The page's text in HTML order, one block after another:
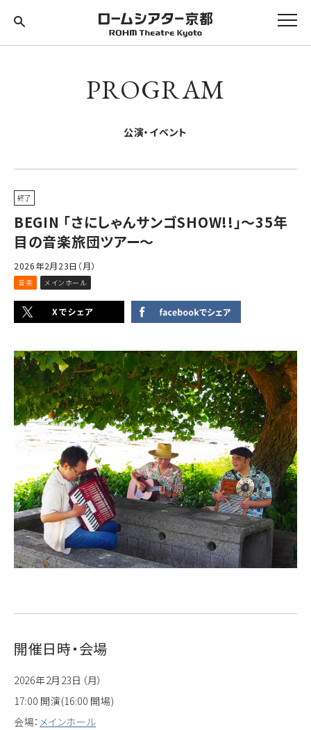
PROGRAM
公演・イベント
終了
BEGIN 「さにしゃんサンゴSHOW!!」～35年
目の音楽旅団ツアー～
2026年2月23日（月）
音楽 メインホール
開催日時・会場
2026年2月23日（月）
17:00 開演(16:00 開場)
会場： メインホール